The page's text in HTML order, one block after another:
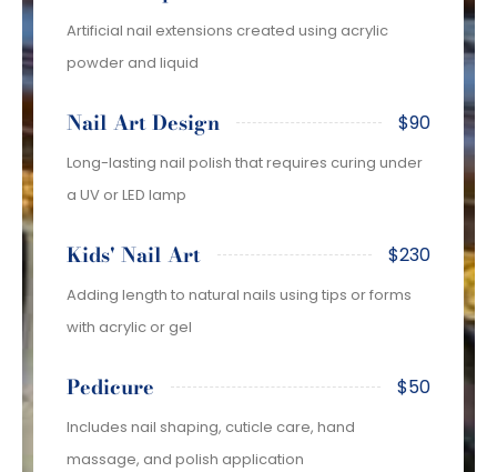
Artificial nail extensions created using acrylic
powder and liquid
Nail Art Design $90
Long-lasting nail polish that requires curing under
a UV or LED lamp
Kids' Nail Art $230
Adding length to natural nails using tips or forms
with acrylic or gel
Pedicure $50
Includes nail shaping, cuticle care, hand
massage, and polish application